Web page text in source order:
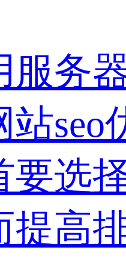
服务
站
要选
提高